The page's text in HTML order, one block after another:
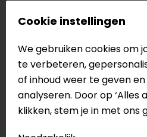
pad.
Specificaties van
Solid Jeans
Micrometrische gesp
Geïntegreerd zonnevizier
Multi-density EPS
Reflecterende details
Cookie instellingen
We gebruiken cookies om
te verbeteren,
of inhoud weer te geven
analyseren. Door op ‘Alles
klikken, stem je in met ons